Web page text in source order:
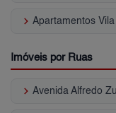
keyboard_arrow_right Apartamentos
Imóveis por Ruas
keyboard_arrow_right Avenida Alfredo